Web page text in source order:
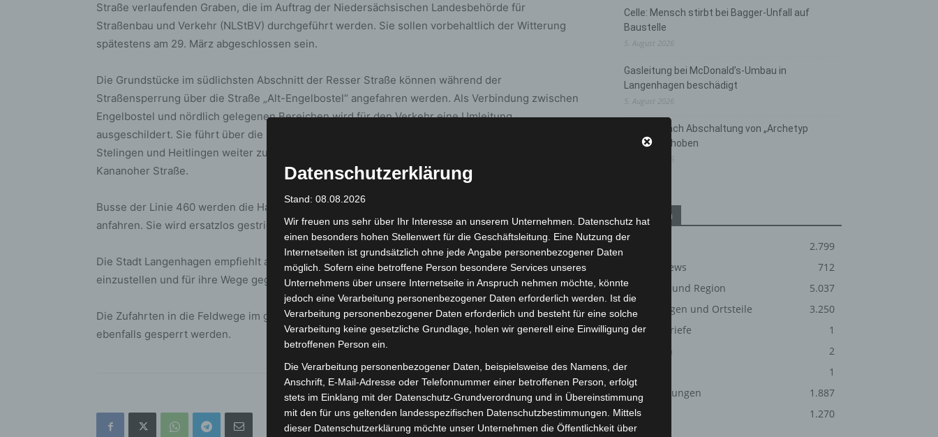
Straße verlaufenden Graben, die im Auftrag der Niedersächsischen Landesbehörde für
Straßenbau und Verkehr (NLStBV) durchgeführt werden. Sie sollen vorbehaltlich der Witterung
spätestens am 29. März abgeschlossen sein.
Die Grundstücke im südlichsten Abschnitt der Resser Straße können während der
Straßensperrung über die Straße „Alt-Engelbostel“ angefahren werden. Als Verbindung zwischen
Engelbostel und nördlich gelegenen Bereichen wird für den Verkehr eine Umleitung
ausgeschildert. Sie führt über die Straße „Alt-Engelbostel“ und Engelbostler Straße, durch
Stelingen und Heitlingen weiter zur Landesstraße 380 und von dort aus in südlicher Richtung zur
Kananoher Straße.
Busse der Linie 460 werden die Haltestelle „Engelbostel Nord“ für die Dauer der Arbeiten nicht
anfahren. Sie wird ersatzlos gestrichen.
Die Stadt Langenhagen empfiehlt allen Verkehrsteilnehmern, sich auf eine zweiwöchige Sperrung
einzustellen und für ihre Wege gegebenenfalls andere Strecken einzuplanen.
Die Zufahrten in die Feldwege im gesperrten Straßenabschnitt müssen für die Dauer der Arbeiten
ebenfalls gesperrt werden.
Celle: Mensch stirbt bei Bagger-Unfall auf
Baustelle
5. August 2026
Gasleitung bei McDonald’s-Umbau in
Langenhagen beschädigt
5. August 2026
Anklage nach Abschaltung von „Archetyp
Market“ erhoben
Kategorien
2.799
Corona-News
712
Hannover und Region
5.037
Langenhagen und Ortsteile
3.250
Leserbriefe
1
Menschen
2
Über uns
1
Veranstaltungen
1.887
Welt
1.270
Datenschutzerklärung
Stand: 08.08.2026
Wir freuen uns sehr über Ihr Interesse an unserem Unternehmen. Datenschutz hat
einen besonders hohen Stellenwert für die Geschäftsleitung. Eine Nutzung der
Internetseiten ist grundsätzlich ohne jede Angabe personenbezogener Daten
möglich. Sofern eine betroffene Person besondere Services unseres
Unternehmens über unsere Internetseite in Anspruch nehmen möchte, könnte
jedoch eine Verarbeitung personenbezogener Daten erforderlich werden. Ist die
Verarbeitung personenbezogener Daten erforderlich und besteht für eine solche
Verarbeitung keine gesetzliche Grundlage, holen wir generell eine Einwilligung der
betroffenen Person ein.
Die Verarbeitung personenbezogener Daten, beispielsweise des Namens, der
Anschrift, E-Mail-Adresse oder Telefonnummer einer betroffenen Person, erfolgt
stets im Einklang mit der Datenschutz-Grundverordnung und in Übereinstimmung
mit den für uns geltenden landesspezifischen Datenschutzbestimmungen. Mittels
dieser Datenschutzerklärung möchte unser Unternehmen die Öffentlichkeit über